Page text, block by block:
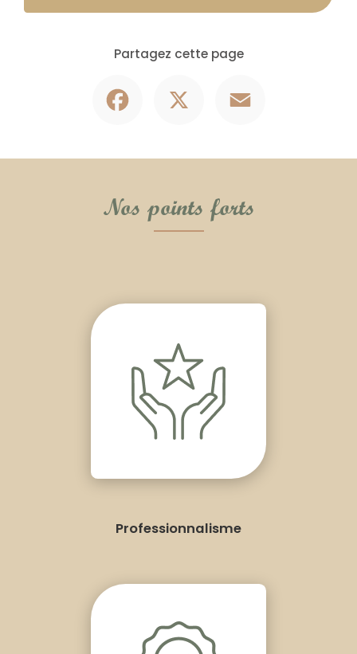
Partagez cette page
Nos points forts
Professionnalisme